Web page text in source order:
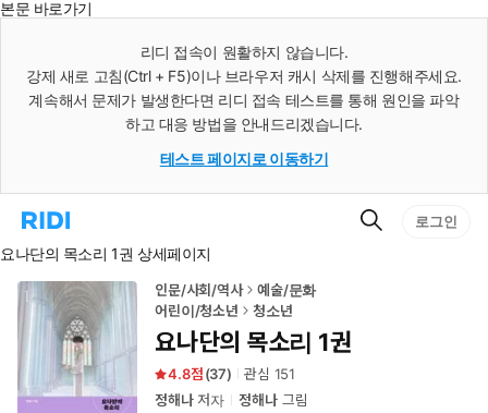
본문 바로가기
리디 접속이 원활하지 않습니다.
강제 새로 고침(Ctrl + F5)이나 브라우저 캐시 삭제를 진행해주세요.
계속해서 문제가 발생한다면 리디 접속 테스트를 통해 원인을 파악
하고 대응 방법을 안내드리겠습니다.
테스트 페이지로 이동하기
리
홈
로
이
검
로그인
요나단의 목소리 1권 상세페이지
인문/사회/역사
예술/문화
어린이/청소년
청소년
요나단의 목소리 1권
4.8 (37) 관심 151
정해나저자 정해나그림